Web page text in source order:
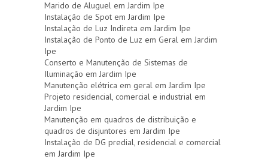
Marido de Aluguel em Jardim Ipe
Instalação de Spot em Jardim Ipe
Instalação de Luz Indireta em Jardim Ipe
Instalação de Ponto de Luz em Geral em Jardim
Ipe
Conserto e Manutenção de Sistemas de
Iluminação em Jardim Ipe
Manutenção elétrica em geral em Jardim Ipe
Projeto residencial, comercial e industrial em
Jardim Ipe
Manutenção em quadros de distribuição e
quadros de disjuntores em Jardim Ipe
Instalação de DG predial, residencial e comercial
em Jardim Ipe